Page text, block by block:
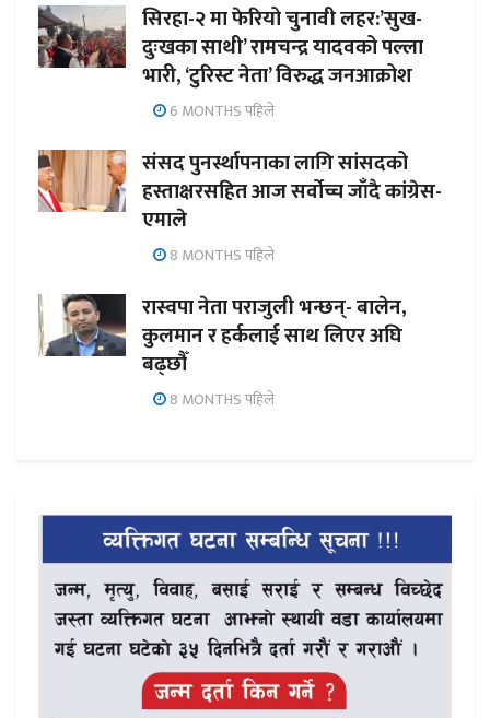
सिरहा-२ मा फेरियो चुनावी लहर:’सुख-
दुःखका साथी’ रामचन्द्र यादवको पल्ला
भारी, ‘टुरिस्ट नेता’ विरुद्ध जनआक्रोश
6 MONTHS पहिले
संसद पुनर्स्थापनाका लागि सांसदको
हस्ताक्षरसहित आज सर्वोच्च जाँदै कांग्रेस-
एमाले
8 MONTHS पहिले
रास्वपा नेता पराजुली भन्छन्- बालेन,
कुलमान र हर्कलाई साथ लिएर अघि
बढ्छौँ
8 MONTHS पहिले